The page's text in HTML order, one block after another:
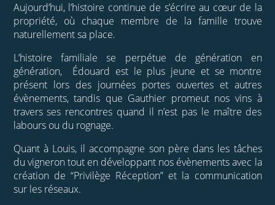
Aujourd’hui, l’histoire continue de s’écrire au cœur de la
propriété, où chaque membre de la famille trouve
naturellement sa place.
L’histoire familiale se perpétue de génération en
génération, Édouard est le plus jeune et se montre
présent lors des journées portes ouvertes et autres
évènements, tandis que Gauthier promeut nos vins à
travers ses rencontres quand il n’est pas le maître des
labours ou du rognage.
Quant à Louis, il accompagne son père dans les tâches
du vigneron tout en développant nos évènements avec la
création de “Privilège Réception” et la communication
sur les réseaux.